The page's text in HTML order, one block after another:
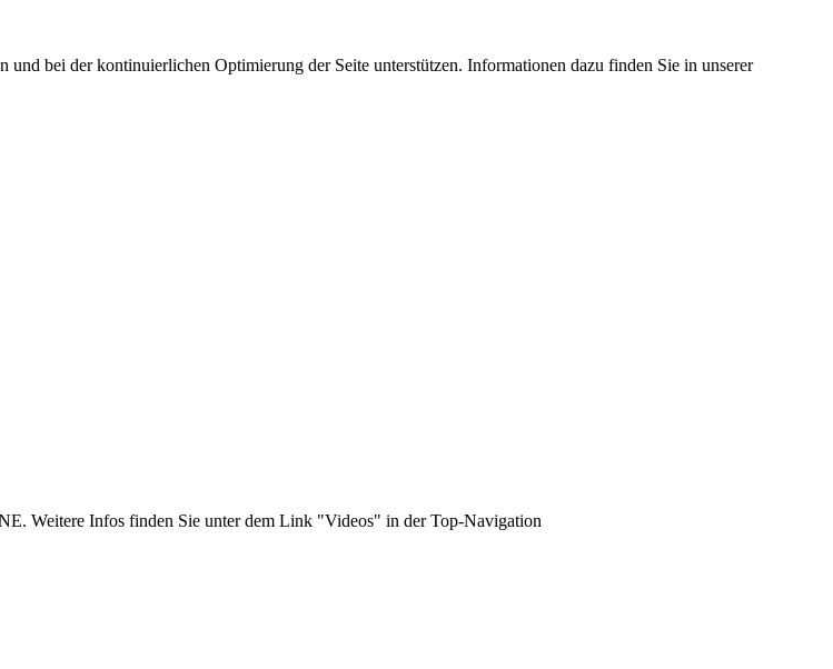
bei der kontinuierlichen Optimierung der Seite unterstützen. Informationen dazu finden Sie in unserer
Weitere Infos finden Sie unter dem Link "Videos" in der Top-Navigation